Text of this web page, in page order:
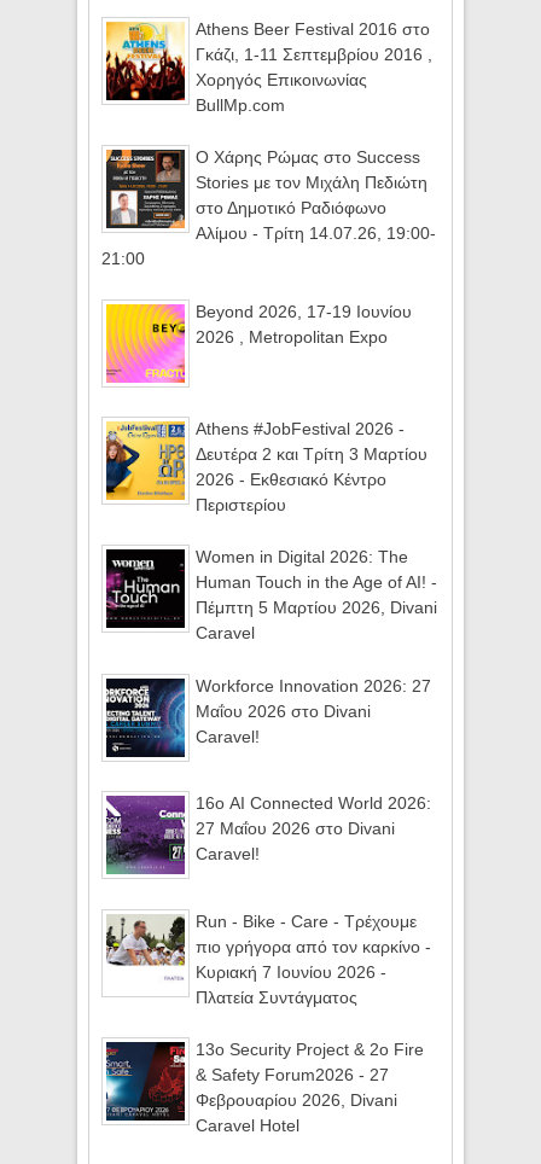
Athens Beer Festival 2016 στο
Γκάζι, 1-11 Σεπτεμβρίου 2016 ,
Χορηγός Επικοινωνίας
BullMp.com
Ο Χάρης Ρώμας στο Success
Stories με τον Μιχάλη Πεδιώτη
στο Δημοτικό Ραδιόφωνο
Αλίμου - Τρίτη 14.07.26, 19:00-
21:00
Beyond 2026, 17-19 Ιουνίου
2026 , Metropolitan Expo
Athens #JobFestival 2026 -
Δευτέρα 2 και Τρίτη 3 Μαρτίου
2026 - Εκθεσιακό Κέντρο
Περιστερίου
Women in Digital 2026: The
Human Touch in the Age of AI! -
Πέμπτη 5 Μαρτίου 2026, Divani
Caravel
Workforce Innovation 2026: 27
Μαΐου 2026 στο Divani
Caravel!
16ο AI Connected World 2026:
27 Μαΐου 2026 στο Divani
Caravel!
Run - Bike - Care - Τρέχουμε
πιο γρήγορα από τον καρκίνο -
Κυριακή 7 Ιουνίου 2026 -
Πλατεία Συντάγματος
13ο Security Project & 2ο Fire
& Safety Forum2026 - 27
Φεβρουαρίου 2026, Divani
Caravel Hotel